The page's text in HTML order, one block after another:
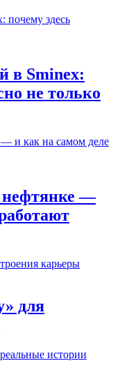
в Sminex:
не только
—
для